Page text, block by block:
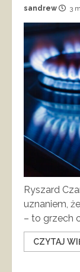
sandrew 3
Ryszard
uznaniem,
– to grzech
CZYTAJ